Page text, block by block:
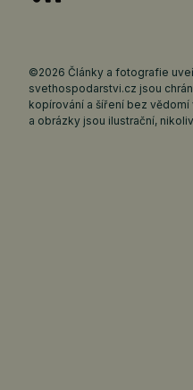
©2026 Články a fotografie
svethospodarstvi.cz jsou
kopírování a šíření bez
a obrázky jsou ilustrační,